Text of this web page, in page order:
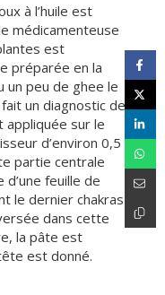
à l’huile est
médicamenteuse
est
préparée en la
un peu de ghee le
un diagnostic de
appliquée sur le
d’environ 0,5
partie centrale
feuille de
le dernier chakras
dans cette
la pâte est
est donné.